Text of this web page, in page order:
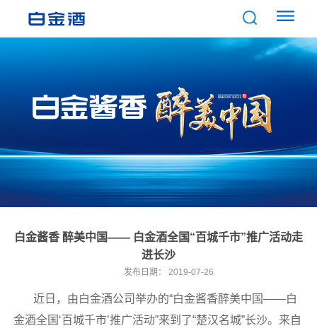
白金酱香 醉美中国—— 白金酒全国“百城千市”推广活动走
进长沙
发布日期： 2019-07-26
近日，由白金酒公司举办的“白金酱香醉美中国——白
金酒全国‘百城千市’推广活动”来到了“楚汉名城”长沙。来自